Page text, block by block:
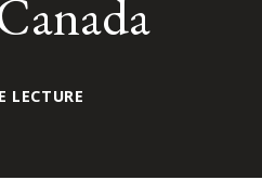
LECTURE